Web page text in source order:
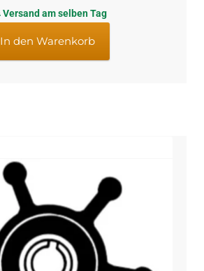
war:
€57,81
ist:
€48,72.
Versand am selben Tag
In den Warenkorb